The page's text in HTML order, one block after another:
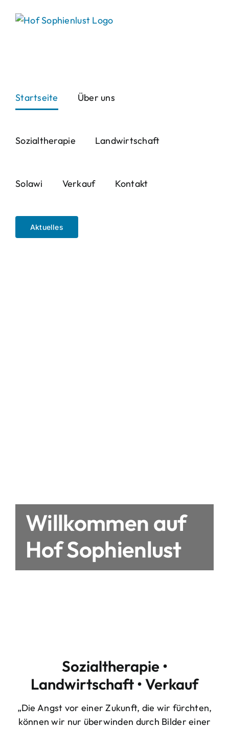
Startseite Über uns
Sozialtherapie Landwirtschaft
Solawi Verkauf Kontakt
Aktuelles
Willkommen auf
Hof Sophienlust
Sozialtherapie •
Landwirtschaft • Verkauf
„Die Angst vor einer Zukunft, die wir fürchten,
können wir nur überwinden durch Bilder einer